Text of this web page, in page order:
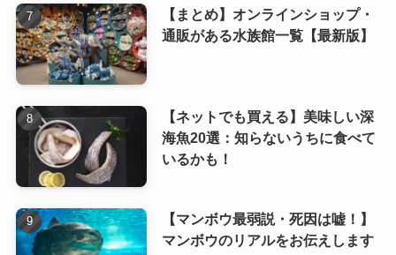
【まとめ】オンラインショップ・
通販がある水族館一覧【最新版】
【ネットでも買える】美味しい深
海魚20選：知らないうちに食べて
いるかも！
【マンボウ最弱説・死因は嘘！】
マンボウのリアルをお伝えします